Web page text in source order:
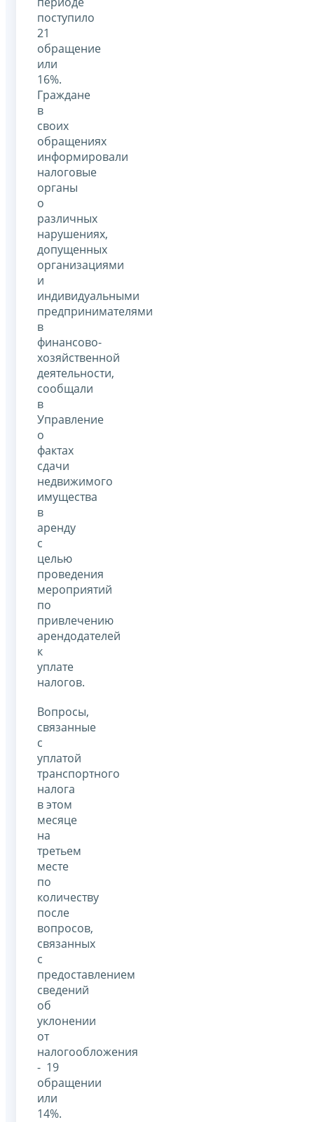
поступило
21
обращение
или
16%.
Граждане
в
своих
обращениях
информировали
налоговые
органы
о
различных
нарушениях,
допущенных
организациями
и
индивидуальными
предпринимателями
в
финансово-
хозяйственной
деятельности,
сообщали
в
Управление
о
фактах
сдачи
недвижимого
имущества
в
аренду
с
целью
проведения
мероприятий
по
привлечению
арендодателей
к
уплате
налогов.
Вопросы,
связанные
с
уплатой
транспортного
налога
в этом
месяце
на
третьем
месте
по
количеству
после
вопросов,
связанных
с
предоставлением
сведений
об
уклонении
от
налогообложения
- 19
обращении
или
14%.